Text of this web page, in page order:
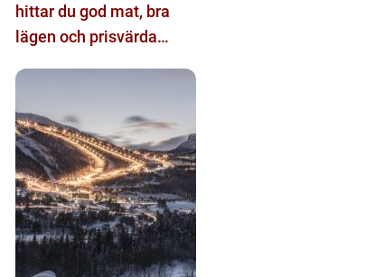
hittar du god mat, bra
lägen och prisvärda